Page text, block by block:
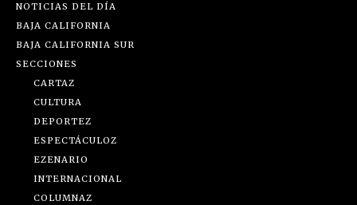
NOTICIAS DEL DÍA
BAJA CALIFORNIA
BAJA CALIFORNIA SUR
SECCIONES
CARTAZ
CULTURA
DEPORTEZ
ESPECTÁCULOZ
EZENARIO
INTERNACIONAL
COLUMNAZ